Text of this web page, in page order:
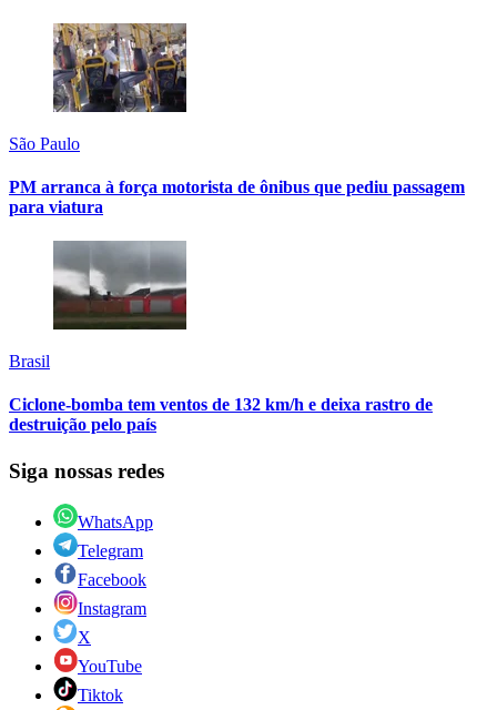
São Paulo
PM arranca à força motorista de ônibus que pediu passagem
para viatura
Brasil
Ciclone-bomba tem ventos de 132 km/h e deixa rastro de
destruição pelo país
Siga nossas redes
WhatsApp
Telegram
Facebook
Instagram
X
YouTube
Tiktok